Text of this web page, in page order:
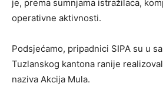
je, prema sumnjama istražilaca,
operativne aktivnosti.
Podsjećamo, pripadnici SIPA su u
Tuzlanskog kantona ranije
naziva Akcija Mula.